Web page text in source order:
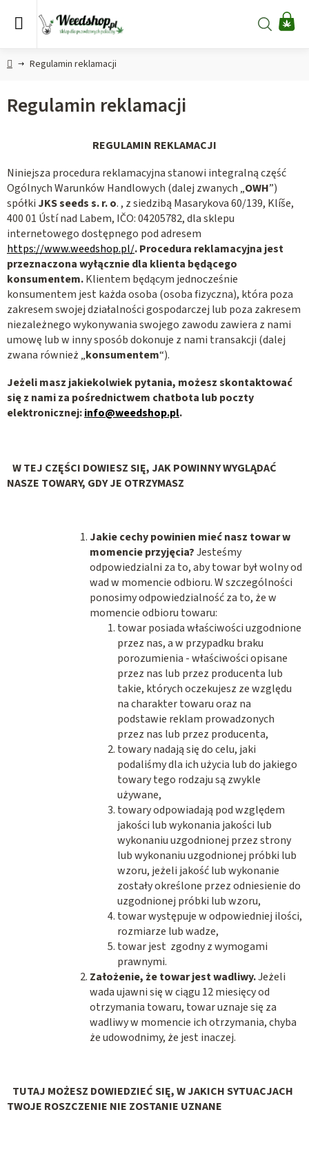
Szukaj
HomeRegulamin reklamacji
Regulamin reklamacji
REGULAMIN REKLAMACJI
Niniejsza procedura reklamacyjna stanowi integralną część
Ogólnych Warunków Handlowych (dalej zwanych „OWH”)
spółki JKS seeds s. r. o. , z siedzibą Masarykova 60/139, Klíše,
400 01 Ústí nad Labem, IČO: 04205782,dla sklepu
internetowego dostępnego pod adresem
https://www.weedshop.pl/. Procedura reklamacyjna jest
przeznaczona wyłącznie dla klienta będącego
konsumentem.Klientem będącym jednocześnie
konsumentem jest każda osoba (osoba fizyczna), która poza
zakresem swojej działalności gospodarczej lub poza zakresem
niezależnego wykonywania swojego zawodu zawiera z nami
umowę lub w inny sposób dokonuje z nami transakcji (dalej
zwana również „konsumentem“).
Jeżeli masz jakiekolwiek pytania, możesz skontaktować
się z nami za pośrednictwem chatbota lub poczty
elektronicznej:info@weedshop.pl.
W TEJ CZĘŚCI DOWIESZ SIĘ, JAK POWINNY WYGLĄDAĆ
NASZE TOWARY, GDY JE OTRZYMASZ
Jakie cechy powinien mieć nasz towar w
momencie przyjęcia?Jesteśmy
odpowiedzialni za to, aby towar był wolny od
wad w momencie odbioru. W szczególności
ponosimy odpowiedzialność za to, że w
momencie odbioru towaru:
towar posiada właściwości uzgodnione
przez nas, a w przypadku braku
porozumienia - właściwości opisane
przez nas lub przez producenta lub
takie, których oczekujesz ze względu
na charakter towaru oraz na
podstawie reklam prowadzonych
przez nas lub przez producenta,
towary nadają się do celu, jaki
podaliśmy dla ich użycia lub do jakiego
towary tego rodzaju są zwykle
używane,
towary odpowiadają pod względem
jakości lub wykonania jakości lub
wykonaniu uzgodnionej przez strony
lub wykonaniu uzgodnionej próbki lub
wzoru, jeżeli jakość lub wykonanie
zostały określone przez odniesienie do
uzgodnionej próbki lub wzoru,
towar występuje w odpowiedniej ilości,
rozmiarze lub wadze,
towar jest zgodny z wymogami
prawnymi.
Założenie, że towar jest wadliwy.Jeżeli
wada ujawni się w ciągu 12 miesięcy od
otrzymania towaru, towar uznaje się za
wadliwy w momencie ich otrzymania, chyba
że udowodnimy, że jest inaczej.
TUTAJ MOŻESZ DOWIEDZIEĆ SIĘ, W JAKICH SYTUACJACH
TWOJE ROSZCZENIE NIE ZOSTANIE UZNANE